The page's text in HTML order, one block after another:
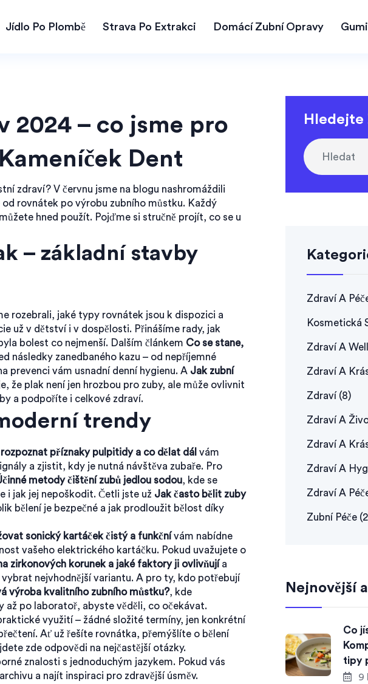
Jídlo Po Plombě Strava Po Extrakci Domácí Zubní Opravy
2024 – co jsme pro
Dent
zdraví? V červnu jsme na blogu nashromáždili
rovnátek po výrobu zubního můstku. Každý
hned použít. Pojďme si stručně projít, co se u
– základní stavby
rozebrali, jaké typy rovnátek jsou k dispozici a
už v dětství i v dospělosti. Přinášíme rady, jak
bolest co nejmenší. Dalším článkem Co se stane,
následky zanedbaného kazu – od nepříjemné
prevenci vám usnadní denní hygienu. A Jak zubní
že plak není jen hrozbou pro zuby, ale může ovlivnit
a podpoříte i celkové zdraví.
trendy
příznaky pulpitidy a co dělat dál vám
a zjistit, kdy je nutná návštěva zubaře. Pro
metody čištění zubů jedlou sodou, kde se
i jak jej nepoškodit. Četli jste už Jak často bělit zuby
bělení je bezpečné a jak prodloužit bělost díky
sonický kartáček čistý a funkční vám nabídne
vašeho elektrického kartáčku. Pokud uvažujete o
zirkonových korunek a jaké faktory ji ovlivňují a
nejvhodnější variantu. A pro ty, kdo potřebují
výroba kvalitního zubního můstku?, kde
až po laboratoř, abyste věděli, co očekávat.
využití – žádné složité termíny, jen konkrétní
Ať už řešíte rovnátka, přemýšlíte o bělení
zde odpovědi na nejčastější otázky.
znalosti s jednoduchým jazykem. Pokud vás
a najít inspiraci pro zdravější úsměv.
Hledejte
Zdraví A
Kosmetická
Zdraví A
Zdraví A
Zdraví (8)
Zdraví A
Zdraví A
Zdraví A
Zdraví A
Zubní Péče
Nejnovější
Co
tipy
9